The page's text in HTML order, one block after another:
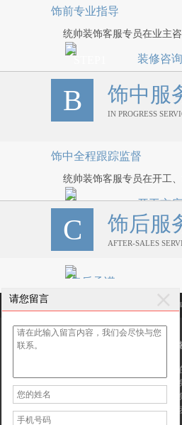
饰前专业指导
统帅装饰客服专员在业主
装修咨询
您可选择就近统帅装饰设
公司主办的装修咨询活动
官网报名或拨打400官方
详细沟通，相互了解。
如果您想看在建工地，公
专车陪同讲解。
B 饰中服
IN PROGRESS
饰中全程跟踪监督
统帅装饰客服专员在开工
STEP1 开工交
按合同约定日开工。项
师及部分施工人员到场，
施工人员进行详细的技术
施工前的准备。
C 饰后服
AFTER-SALES
售后承诺
统帅装饰郑重承诺，水
修服务。
友情链接:
联系我们
公司官网
请您留言